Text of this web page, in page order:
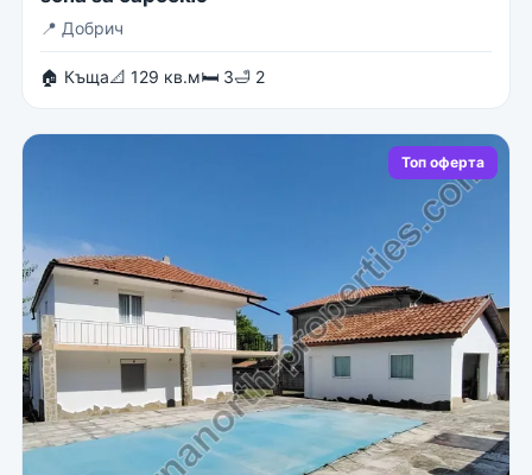
📍 Добрич
🏠 Къща📐 129 кв.м🛏 3🛁 2
Топ оферта